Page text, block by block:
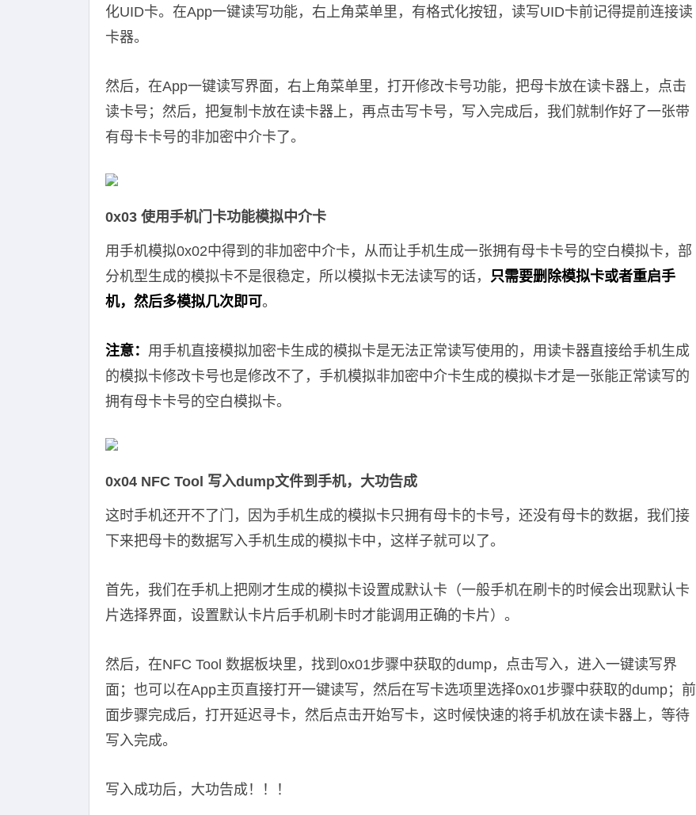
化UID卡。在App一键读写功能，右上角菜单里，有格式化按钮，读写UID卡前记得提前连接读
卡器。
然后，在App一键读写界面，右上角菜单里，打开修改卡号功能，把母卡放在读卡器上，点击
读卡号；然后，把复制卡放在读卡器上，再点击写卡号，写入完成后，我们就制作好了一张带
有母卡卡号的非加密中介卡了。
0x03 使用手机门卡功能模拟中介卡
用手机模拟0x02中得到的非加密中介卡，从而让手机生成一张拥有母卡卡号的空白模拟卡，部
分机型生成的模拟卡不是很稳定，所以模拟卡无法读写的话， 只需要删除模拟卡或者重启手
机，然后多模拟几次即可 。
注意： 用手机直接模拟加密卡生成的模拟卡是无法正常读写使用的，用读卡器直接给手机生成
的模拟卡修改卡号也是修改不了，手机模拟非加密中介卡生成的模拟卡才是一张能正常读写的
拥有母卡卡号的空白模拟卡。
0x04 NFC Tool 写入dump文件到手机，大功告成
这时手机还开不了门，因为手机生成的模拟卡只拥有母卡的卡号，还没有母卡的数据，我们接
下来把母卡的数据写入手机生成的模拟卡中，这样子就可以了。
首先，我们在手机上把刚才生成的模拟卡设置成默认卡（一般手机在刷卡的时候会出现默认卡
片选择界面，设置默认卡片后手机刷卡时才能调用正确的卡片）。
然后，在NFC Tool 数据板块里，找到0x01步骤中获取的dump，点击写入，进入一键读写界
面；也可以在App主页直接打开一键读写，然后在写卡选项里选择0x01步骤中获取的dump；前
面步骤完成后，打开延迟寻卡，然后点击开始写卡，这时候快速的将手机放在读卡器上，等待
写入完成。
写入成功后，大功告成！！！